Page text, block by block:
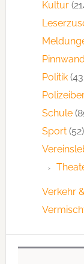
Kultur
Pinnwand
Politik
Schule
Sport(52)
Verkehr